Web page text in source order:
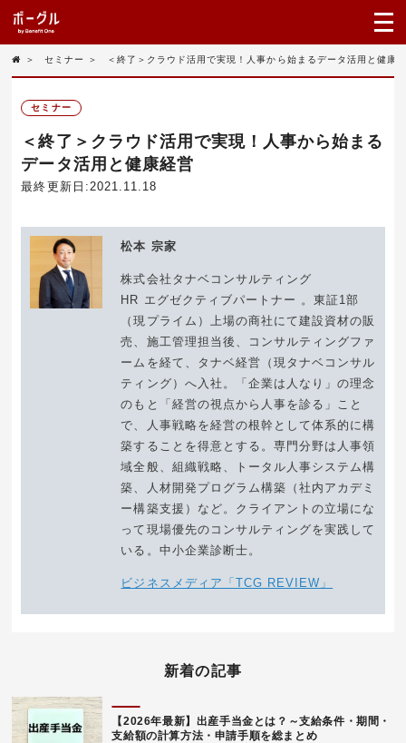
＞ セミナー ＞ ＜終了＞クラウド活用で実現！人事から始まるデータ活用と健康
セミナー
＜終了＞クラウド活用で実現！人事から始まる
データ活用と健康経営
最終更新日:2021.11.18
松本 宗家
株式会社タナベコンサルティング
HR エグゼクティブパートナー 。東証1部
（現プライム）上場の商社にて建設資材の販
売、施工管理担当後、コンサルティングファ
ームを経て、タナベ経営（現タナベコンサル
ティング）へ入社。「企業は人なり」の理念
のもと「経営の視点から人事を診る」こと
で、人事戦略を経営の根幹として体系的に構
築することを得意とする。専門分野は人事領
域全般、組織戦略、トータル人事システム構
築、人材開発プログラム構築（社内アカデミ
ー構築支援）など。クライアントの立場にな
って現場優先のコンサルティングを実践して
いる。中小企業診断士。
ビジネスメディア「TCG REVIEW」
新着の記事
【2026年最新】出産手当金とは？～支給条件・期間・
支給額の計算方法・申請手順を総まとめ